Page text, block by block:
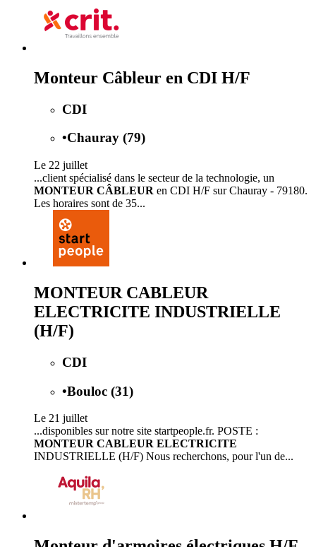
Monteur Câbleur en CDI H/F
CDI
•Chauray (79)
Le 22 juillet
...client spécialisé dans le secteur de la technologie, un
MONTEUR CÂBLEUR en CDI H/F sur Chauray - 79180.
Les horaires sont de 35...
MONTEUR CABLEUR
ELECTRICITE INDUSTRIELLE
(H/F)
CDI
•Bouloc (31)
Le 21 juillet
...disponibles sur notre site startpeople.fr. POSTE :
MONTEUR CABLEUR ELECTRICITE
INDUSTRIELLE (H/F) Nous recherchons, pour l'un de...